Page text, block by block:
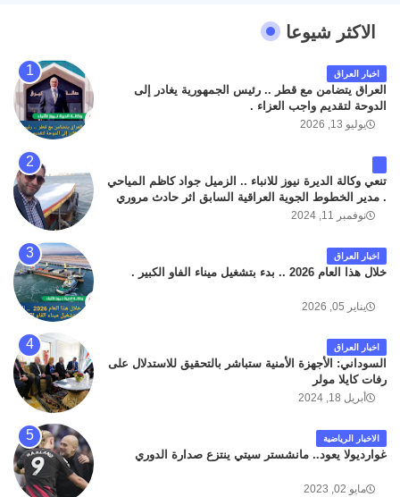
الاكثر شيوعا
اخبار العراق
العراق يتضامن مع قطر .. رئيس الجمهورية يغادر إلى
الدوحة لتقديم واجب العزاء .
يوليو 13, 2026
تنعي وكالة الديرة نيوز للانباء .. الزميل جواد كاظم المياحي
. مدير الخطوط الجوية العراقية السابق اثر حادث مروري
داخل مطار البصرة الدولي اليوم الاثنين على الطريق
كان سبب الحادث يعود لتصادم عجلته مع عجلة نوع كيا بنكو
تابعة لشركة الهلال الماسكة لإعمار مطار البصرة الدولي .
سائلين الله عز وجل ان يتغمد الفقيد بواسع رحمته ، و انا
نوفمبر 11, 2024
اخبار العراق
خلال هذا العام 2026 .. بدء بتشغيل ميناء الفاو الكبير .
يناير 05, 2026
اخبار العراق
السوداني: الأجهزة الأمنية ستباشر بالتحقيق للاستدلال على
رفات كايلا مولر
أبريل 18, 2024
الاخبار الرياضية
غوارديولا يعود.. مانشستر سيتي ينتزع صدارة الدوري
مايو 02, 2023